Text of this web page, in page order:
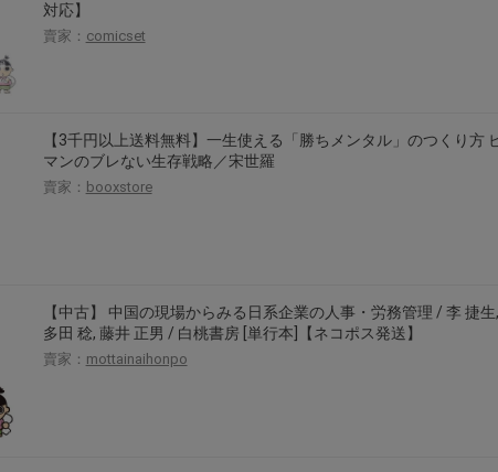
対応】
賣家： comicset
【3千円以上送料無料】一生使える「勝ちメンタル」のつくり方
マンのブレない生存戦略／宋世羅
賣家： booxstore
【中古】 中国の現場からみる日系企業の人事・労務管理 / 李 捷生
多田 稔, 藤井 正男 / 白桃書房 [単行本]【ネコポス発送】
賣家： mottainaihonpo